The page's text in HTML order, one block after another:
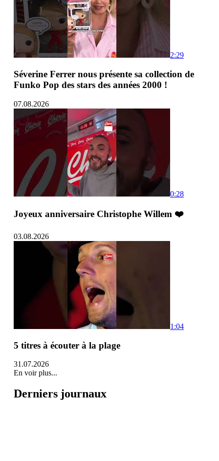
2:29
Séverine Ferrer nous présente sa collection de
Funko Pop des stars des années 2000 !
07.08.2026
0:28
Joyeux anniversaire Christophe Willem ❤️
03.08.2026
1:04
5 titres à écouter à la plage
31.07.2026
En voir plus...
Derniers journaux